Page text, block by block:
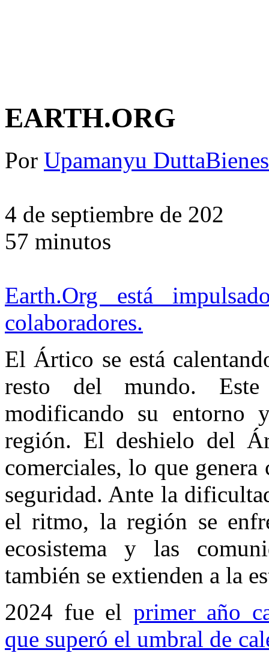
EARTH.ORG
Por Upamanyu Dutta
4 de septiembre de 202
57 minutos
Earth.Org está
colaboradores.
El Ártico se está
resto del mundo. Este
modificando su entorno
región. El deshielo del
comerciales, lo que
seguridad. Ante la
el ritmo, la región se
ecosistema y las
también se extienden a la
2024 fue el primer año
que superó el umbral de